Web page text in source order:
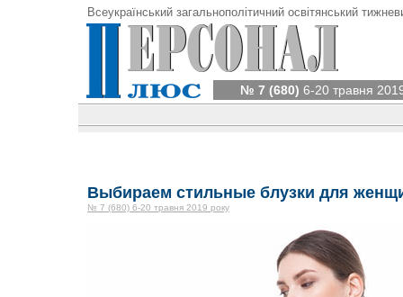
Всеукраїнський загальнополітичний освітянський
№ 7 (680) 6-20 травня
Выбираем стильные блузки для
№ 7 (680) 6-20 травня 2019 року